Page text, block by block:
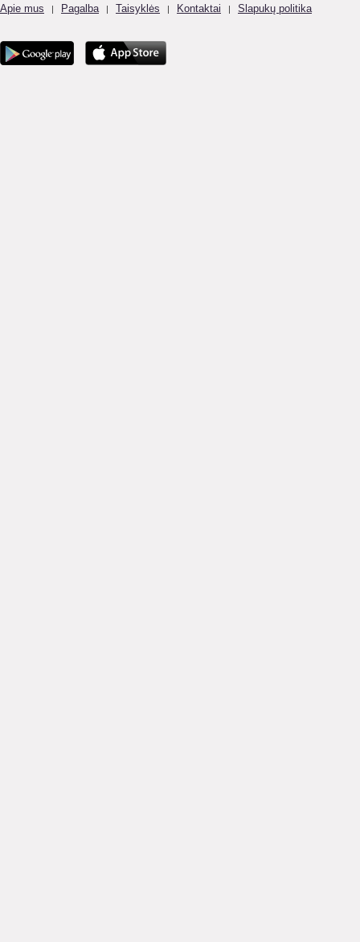
Apie mus | Pagalba | Taisyklės | Kontaktai | Slapukų politika